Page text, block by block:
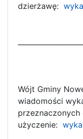
dzierżawę:
Wójt Gminy
wiadomości
użyczenie: